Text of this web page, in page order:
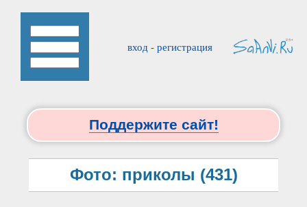
вход - регистрация
Поддержите сайт!
Фото: приколы (431)